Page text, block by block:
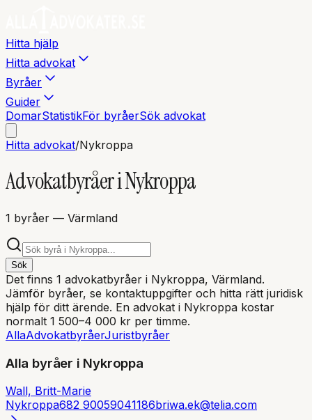
Hitta hjälp
Hitta advokat
Byråer
Guider
DomarStatistikFör byråerSök advokat
Hitta advokat/Nykroppa
Advokatbyråer iNykroppa
1 byråer — Värmland
Sök
Det finns 1 advokatbyråer i Nykroppa, Värmland.
Jämför byråer, se kontaktuppgifter och hitta rätt juridisk
hjälp för ditt ärende. En advokat i Nykroppa kostar
normalt 1 500–4 000 kr per timme.
AllaAdvokatbyråerJuristbyråer
Alla byråer i Nykroppa
Wall, Britt-Marie
Nykroppa682 90059041186briwa.ek@telia.com